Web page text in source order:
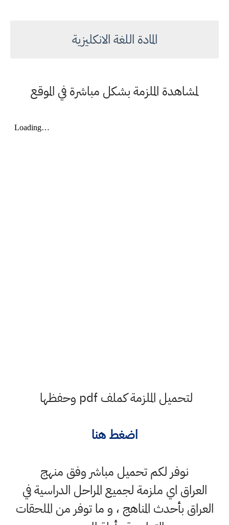
المادة اللغة الانكليزية
لمشاهدة الملزمة بشكل مباشرة في الموقع
لتحميل الملزمة كملف pdf وحفظها
اضغط هنا
نوفر لكم تحميل مباشر وفق منهج
العراق اي ملزمة لجميع المراحل الدراسية في
العراق بأحدث المناهج ، و ما توفر من الملحقات